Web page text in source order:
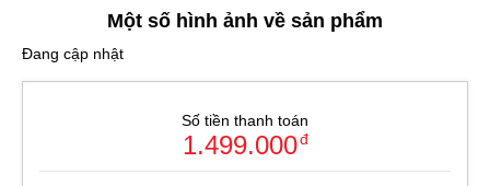
Một số hình ảnh về sản phẩm
Đang cập nhật
Số tiền thanh toán
1.499.000đ